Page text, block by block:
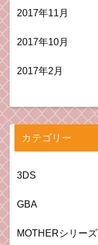
2017年11月
2017年10月
2017年2月
カテゴリー
3DS
GBA
MOTHERシリーズ